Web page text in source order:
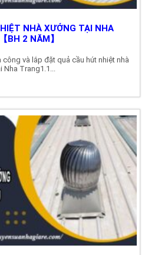
NHÀ XƯỞNG TẠI NHA
BH 2 NĂM】
và lắp đặt quả cầu hút nhiệt nhà
Nha Trang1.1...